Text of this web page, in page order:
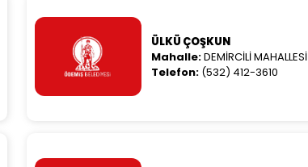
ÜLKÜ ÇOŞKUN
Mahalle:DEMİRCİLİ MAHALLESİ
Telefon:(532) 412-3610